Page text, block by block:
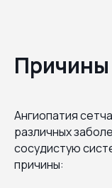
Причины
Ангиопатия
различных
сосудистую
причины: